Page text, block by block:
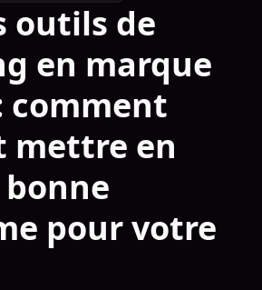
outils de
en marque
comment
mettre en
pour votre